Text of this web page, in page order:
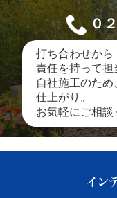
０
打ち合わせか
責任を持って担
自社施工のた
仕上がり。
お気軽にご相談